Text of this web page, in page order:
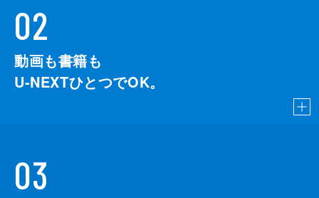
02
動画も書籍も
U-NEXTひとつでOK。
03